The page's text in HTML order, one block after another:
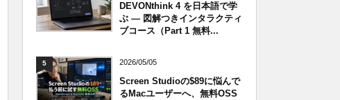
DEVONthink 4 を日本語で学
ぶ — 図解つきインタラクティ
ブコース（Part 1 無料...
5 2026/05/05
Screen Studioの$89に悩んで
るMacユーザーへ、無料OSS